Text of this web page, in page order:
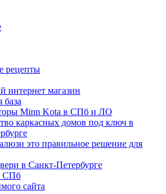
рецепты
интернет магазин
база
Minn Kota в СПб и ЛО
каркасных домов под ключ в
это правильное решение для
в Санкт-Петербурге
СПб
сайта